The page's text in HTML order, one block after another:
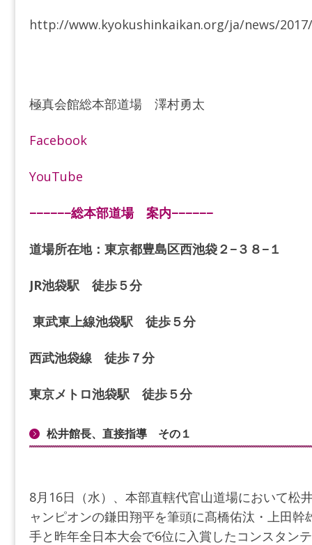
http://www.kyokushinkaikan.org/ja/news/
極真会館総本部道場 澤村勇太
Facebook
YouTube
−−−−−−総本部道場 案内−−−−−−
道場所在地：東京都豊島区西池袋２−３８−１
JR池袋駅 徒歩５分
東武東上線池袋駅 徒歩５分
西武池袋線 徒歩７分
東京メトロ池袋駅 徒歩５分
松井館長、直接指導 その１
8月16日（水）、本部直轄代官山道場において松
ャンピオンの鎌田翔平を筆頭に髙橋佑汰・上田
手と昨年全日本大会で6位に入賞したコンスタン